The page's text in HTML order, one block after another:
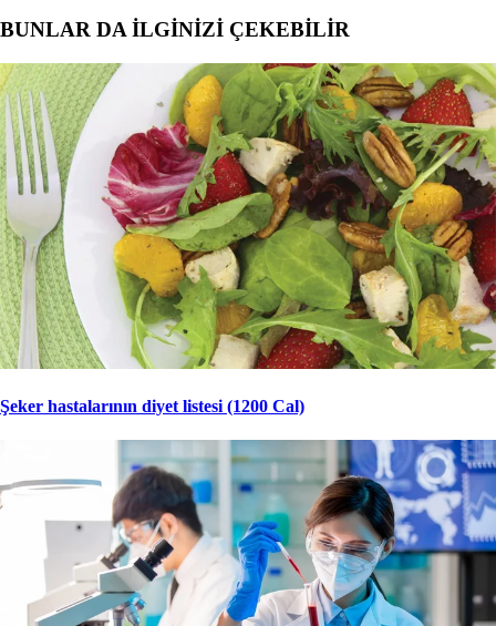
BUNLAR DA İLGİNİZİ ÇEKEBİLİR
Şeker hastalarının diyet listesi (1200 Cal)